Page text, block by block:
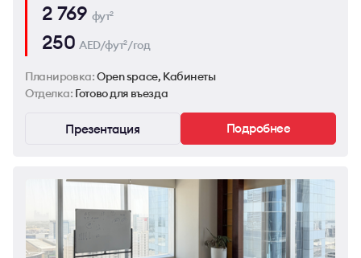
2 769 фут2
250AED/фут2/год
Планировка:Open space, Кабинеты
Отделка: Готово для въезда
Презентация Подробнее